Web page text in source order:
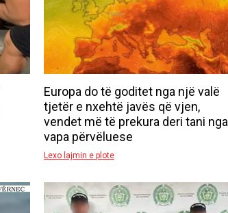
Europa do të goditet nga një valë
tjetër e nxehtë javës që vjen,
vendet më të prekura deri tani nga
vapa përvëluese
Lexo lajmin e plote